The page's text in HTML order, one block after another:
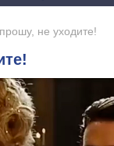
не уходите!